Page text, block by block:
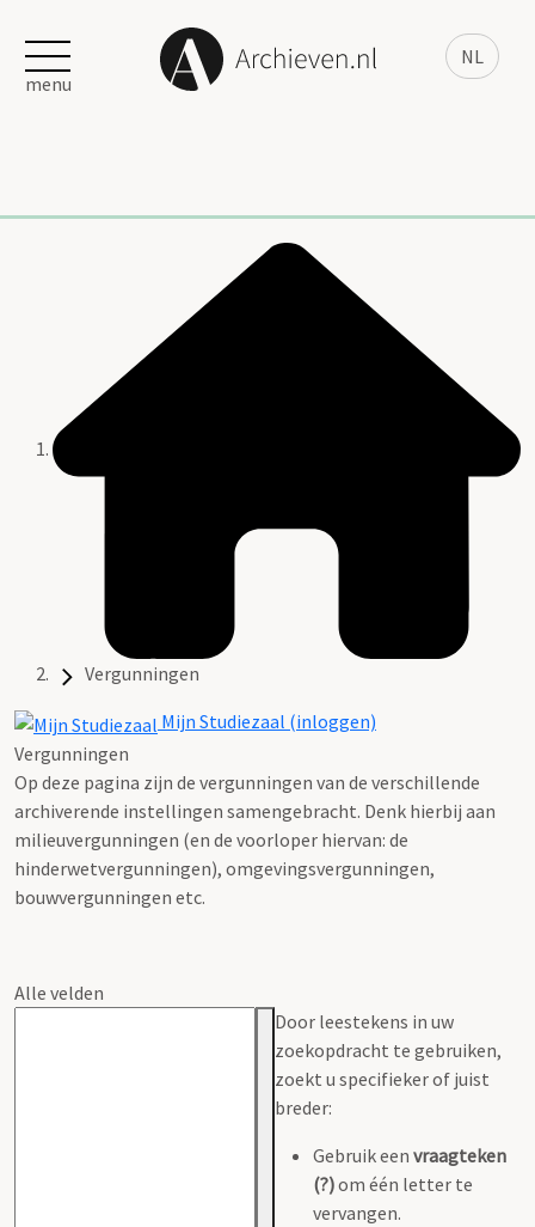
NL
menu
Vergunningen
Mijn Studiezaal (inloggen)
Vergunningen
Op deze pagina zijn de vergunningen van de verschillende
archiverende instellingen samengebracht. Denk hierbij aan
milieuvergunningen (en de voorloper hiervan: de
hinderwetvergunningen), omgevingsvergunningen,
bouwvergunningen etc.
Alle velden
Door leestekens in uw
zoekopdracht te gebruiken,
zoekt u specifieker of juist
breder:
Gebruik een vraagteken
(?)om één letter te
vervangen.